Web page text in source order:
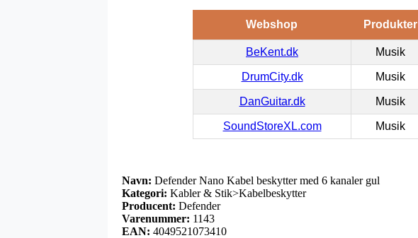
Webshop Produkter
BeKent.dk Musik
DrumCity.dk Musik
DanGuitar.dk Musik
SoundStoreXL.com Musik
Navn: Defender Nano Kabel beskytter med 6 kanaler gul
Kategori: Kabler & Stik>Kabelbeskytter
Producent: Defender
Varenummer: 1143
EAN: 4049521073410